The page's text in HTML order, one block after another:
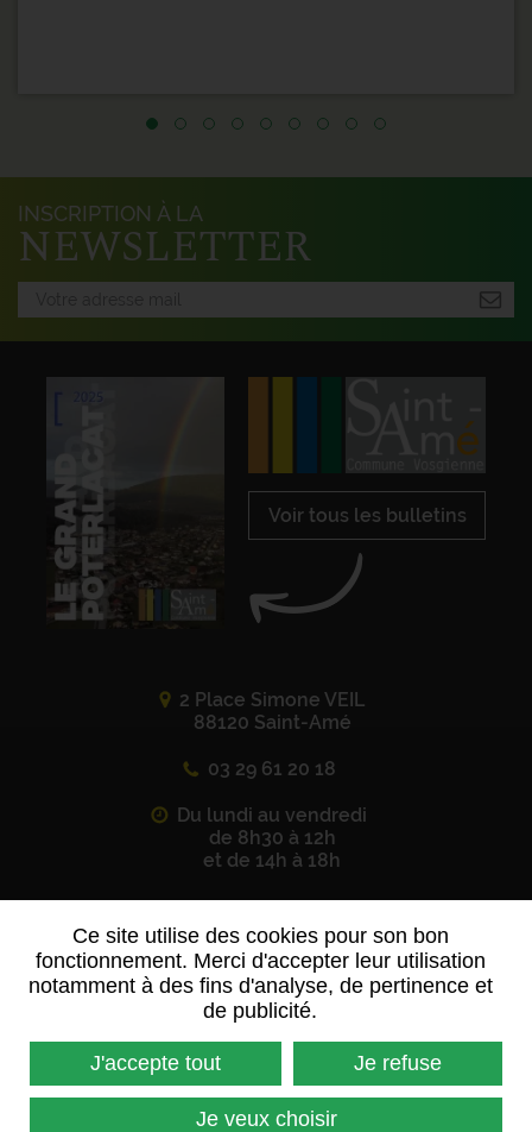
INSCRIPTION À LA
NEWSLETTER
Voir tous les bulletins
2 Place Simone VEIL
88120 Saint-Amé
03 29 61 20 18
Du lundi au vendredi
de 8h30 à 12h
et de 14h à 18h
Suivez-nous sur les réseaux sociaux
Contactez-nous
Ce site utilise des cookies pour son bon
fonctionnement. Merci d'accepter leur utilisation
notamment à des fins d'analyse, de pertinence et
de publicité.
J'accepte tout Je refuse
Je veux choisir